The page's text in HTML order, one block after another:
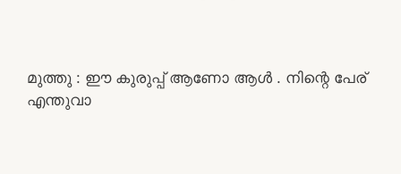
മുത്തു : ഈ കുരുപ്പ് ആണോ ആൾ . നിന്റെ പേര്
എന്തുവാ